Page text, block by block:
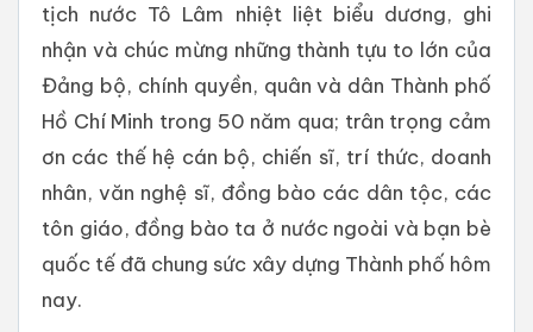
tịch nước Tô Lâm nhiệt liệt biểu dương, ghi
nhận và chúc mừng những thành tựu to lớn của
Đảng bộ, chính quyền, quân và dân Thành phố
Hồ Chí Minh trong 50 năm qua; trân trọng cảm
ơn các thế hệ cán bộ, chiến sĩ, trí thức, doanh
nhân, văn nghệ sĩ, đồng bào các dân tộc, các
tôn giáo, đồng bào ta ở nước ngoài và bạn bè
quốc tế đã chung sức xây dựng Thành phố hôm
nay.